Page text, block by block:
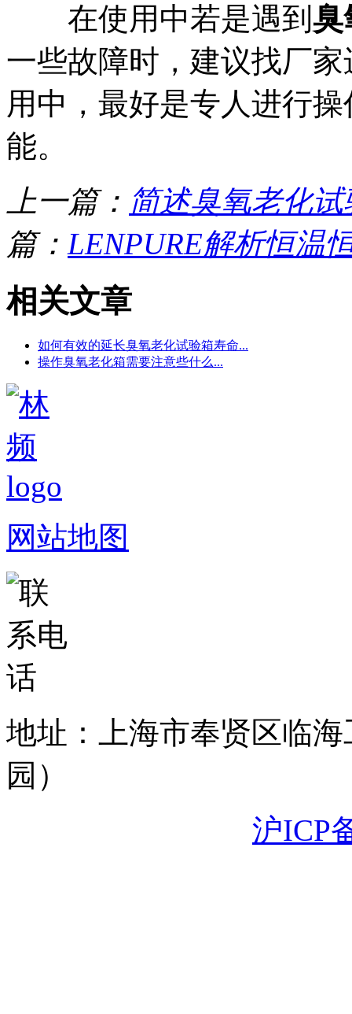
在使用中若是遇到 臭
一些故障时，建议找厂
用中，最好是专人进行
能。
上一篇： 简述臭氧老化
篇： LENPURE解析恒温
相关文章
如何有效的延长臭氧老化试验箱寿命...
操作臭氧老化箱需要注意些什么...
网站地图
地址：上海市奉贤区临
园）
沪ICP